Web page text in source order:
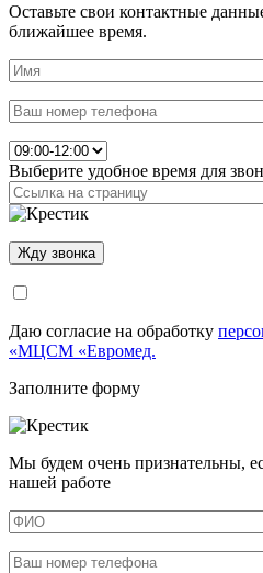
Оставьте свои контактные
ближайшее время.
Выберите удобное время для
Даю согласие на обработку
«МЦСМ «Евромед.
Заполните форму
Мы будем очень признательны,
нашей работе